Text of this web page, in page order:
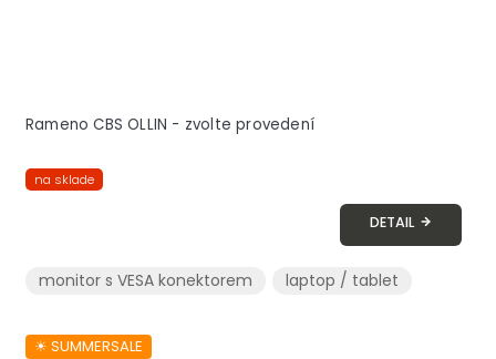
Rameno CBS OLLIN - zvolte provedení
na sklade
DETAIL
monitor s VESA konektorem laptop / tablet
☀︎ SUMMERSALE